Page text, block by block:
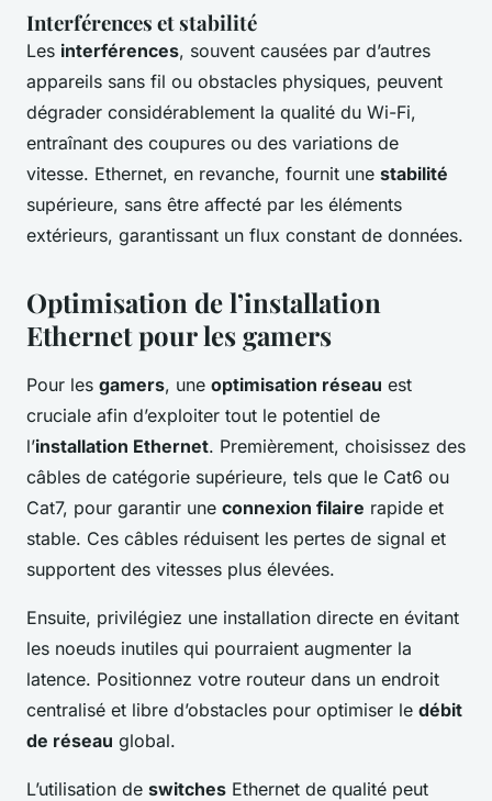
Interférences et stabilité
Les interférences, souvent causées par d’autres
appareils sans fil ou obstacles physiques, peuvent
dégrader considérablement la qualité du Wi-Fi,
entraînant des coupures ou des variations de
vitesse. Ethernet, en revanche, fournit une stabilité
supérieure, sans être affecté par les éléments
extérieurs, garantissant un flux constant de données.
Optimisation de l’installation
Ethernet pour les gamers
Pour les gamers, une optimisation réseau est
cruciale afin d’exploiter tout le potentiel de
l’installation Ethernet. Premièrement, choisissez des
câbles de catégorie supérieure, tels que le Cat6 ou
Cat7, pour garantir une connexion filaire rapide et
stable. Ces câbles réduisent les pertes de signal et
supportent des vitesses plus élevées.
Ensuite, privilégiez une installation directe en évitant
les noeuds inutiles qui pourraient augmenter la
latence. Positionnez votre routeur dans un endroit
centralisé et libre d’obstacles pour optimiser le débit
de réseau global.
L’utilisation de switches Ethernet de qualité peut